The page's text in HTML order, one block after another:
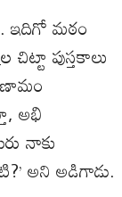
ఇదిగో మఠం
పుస్తకాలు
అభి
నాకు
అని అడిగాడు.